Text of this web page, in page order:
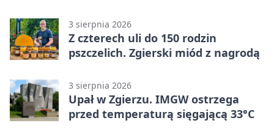
3 sierpnia 2026
Z czterech uli do 150 rodzin
pszczelich. Zgierski miód z nagrodą
3 sierpnia 2026
Upał w Zgierzu. IMGW ostrzega
przed temperaturą sięgającą 33°C